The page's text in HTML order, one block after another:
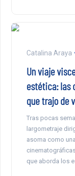
Catalina Araya
Un viaje
estética: las
que trajo de
Tras pocas
largometraje
asoma como
que aborda los